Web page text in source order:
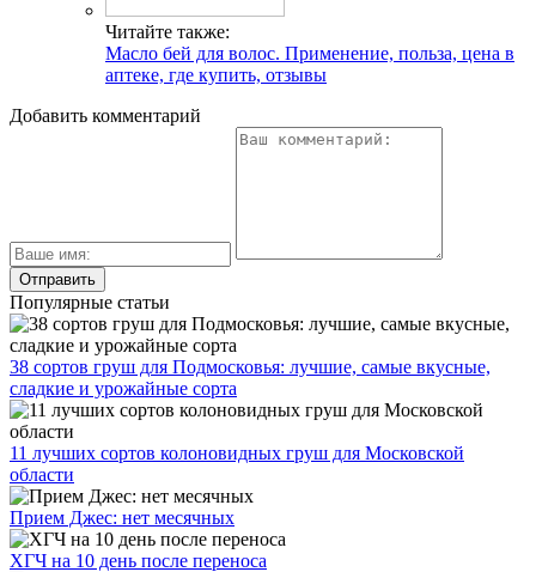
Читайте также:
Масло бей для волос. Применение, польза, цена в
аптеке, где купить, отзывы
Добавить комментарий
Популярные статьи
38 сортов груш для Подмосковья: лучшие, самые вкусные,
сладкие и урожайные сорта
11 лучших сортов колоновидных груш для Московской
области
Прием Джес: нет месячных
ХГЧ на 10 день после переноса